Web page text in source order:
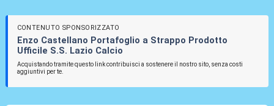
CONTENUTO SPONSORIZZATO
Enzo Castellano Portafoglio a Strappo Prodotto
Ufficile S.S. Lazio Calcio
Acquistando tramite questo link contribuisci a sostenere il nostro sito, senza costi
aggiuntivi per te.